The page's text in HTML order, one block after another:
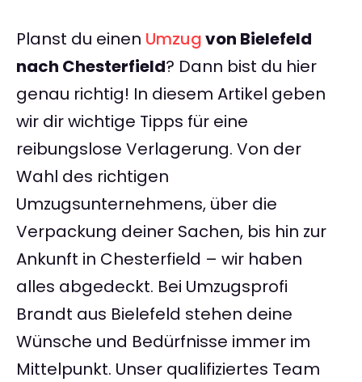
Planst du einen Umzugvon Bielefeld
nach Chesterfield? Dann bist du hier
genau richtig! In diesem Artikel geben
wir dir wichtige Tipps für eine
reibungslose Verlagerung. Von der
Wahl des richtigen
Umzugsunternehmens, über die
Verpackung deiner Sachen, bis hin zur
Ankunft in Chesterfield – wir haben
alles abgedeckt. Bei Umzugsprofi
Brandt aus Bielefeld stehen deine
Wünsche und Bedürfnisse immer im
Mittelpunkt. Unser qualifiziertes Team